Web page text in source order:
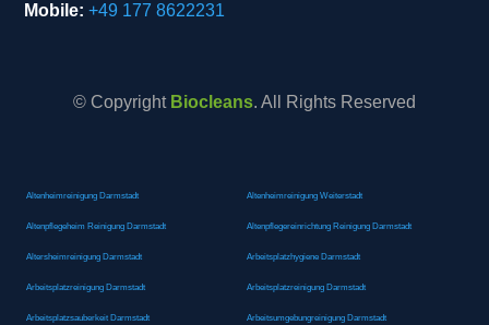
Mobile: +49 177 8622231
© Copyright Biocleans. All Rights Reserved
Altenheimreinigung Darmstadt Altenheimreinigung Weiterstadt
Altenpflegeheim Reinigung Darmstadt Altenpflegereinrichtung Reinigung Darmstadt
Altersheimreinigung Darmstadt Arbeitsplatzhygiene Darmstadt
Arbeitsplatzreinigung Darmstadt Arbeitsplatzreinigung Darmstadt
Arbeitsplatzsauberkeit Darmstadt Arbeitsumgebungreinigung Darmstadt